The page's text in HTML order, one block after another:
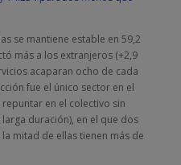
se mantiene estable en 59,2
más a los extranjeros (+2,9
acaparan ocho de cada
fue el único sector en el
en el colectivo sin
duración), en el que dos
mitad de ellas tienen más de